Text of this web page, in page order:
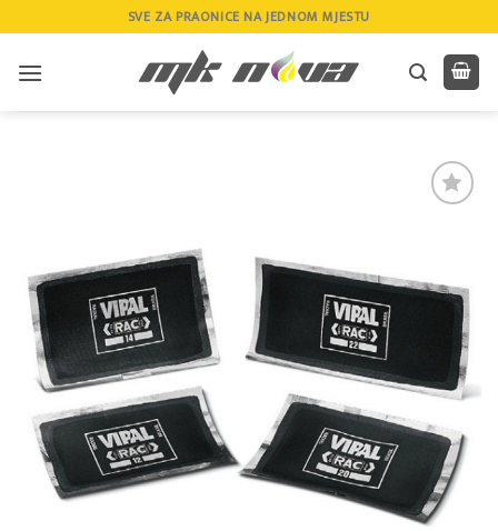
to
content
SVE ZA PRAONICE NA JEDNOM MJESTU